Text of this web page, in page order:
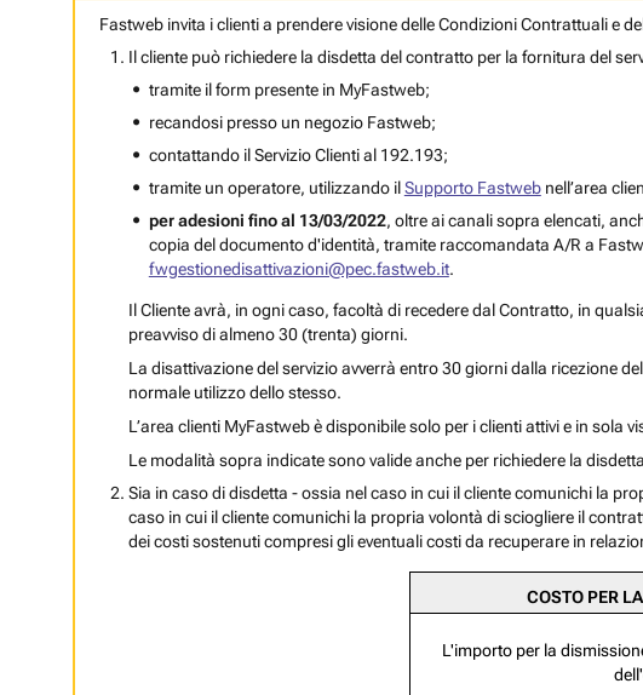
Fastweb invita i clienti a prendere visione delle Condizioni Contrattuali e
Il cliente può richiedere la disdetta del contratto per la fornitura del
tramite il form presente in MyFastweb;
recandosi presso un negozio Fastweb;
contattando il Servizio Clienti al 192.193;
tramite un operatore, utilizzando ilSupporto Fastwebnell’area
per adesioni fino al 13/03/2022, oltre ai canali sopra elencati,
copia del documento d'identità, tramite raccomandata A/R a
fwgestionedisattivazioni@pec.fastweb.it.
Il Cliente avrà, in ogni caso, facoltà di recedere dal Contratto, in
preavviso di almeno 30 (trenta) giorni.
La disattivazione del servizio avverrà entro 30 giorni dalla ricezione
normale utilizzo dello stesso.
L’area clienti MyFastweb è disponibile solo per i clienti attivi e in
Le modalità sopra indicate sono valide anche per richiedere la
Sia in caso di disdetta - ossia nel caso in cui il cliente comunichi la
caso in cui il cliente comunichi la propria volontà di sciogliere il
dei costi sostenuti compresi gli eventuali costi da recuperare in
COSTO PER
L'importo per la